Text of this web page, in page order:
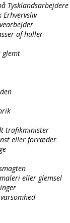
Tysklandsarbejdere
Erhvervsliv
af huller
glemt
trafikminister
eller forræder
eller glemsel